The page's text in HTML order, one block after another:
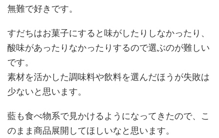
無難で好きです。
すだちはお菓子にすると味がしたりしなかったり、
酸味があったりなかったりするので選ぶのが難しい
です。
素材を活かした調味料や飲料を選んだほうが失敗は
少ないと思います。
藍も食べ物系で見かけるようになってきたので、こ
のまま商品展開してほしいなと思います。